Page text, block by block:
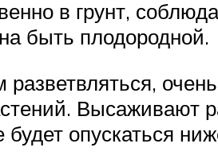
в грунт,
быть плодородной.
разветвляться,
Высаживают
опускаться